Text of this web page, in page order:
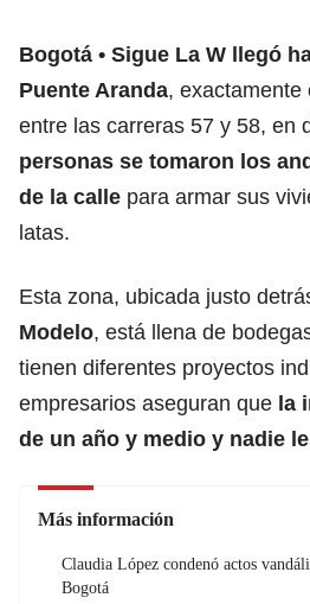
Bogotá
Sigue La W llegó
Puente Aranda, exactamente
entre las carreras 57 y 58, en
personas se tomaron los
de la calle para armar sus
latas.
Esta zona, ubicada justo
Modelo, está llena de
tienen diferentes proyectos
empresarios aseguran que la
de un año y medio y nadie
Más información
Claudia López condenó actos
Bogotá